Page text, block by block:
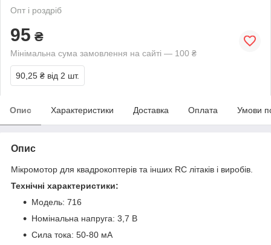
Опт і роздріб
95 ₴
Мінімальна сума замовлення на сайті — 100 ₴
90,25 ₴ від 2 шт.
Опис Характеристики Доставка Оплата Умови
Опис
Мікромотор для квадрокоптерів та інших RC літаків і виробів.
Технічні характеристики:
Модель: 716
Номінальна напруга: 3,7 В
Сила тока: 50-80 мА